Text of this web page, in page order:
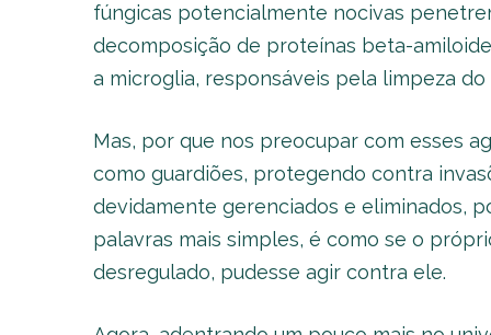
fúngicas potencialmente nocivas
decomposição de proteínas beta-
a microglia, responsáveis pela limpeza
Mas, por que nos preocupar com esses
como guardiões, protegendo contra
devidamente gerenciados e eliminados,
palavras mais simples, é como se o
desregulado, pudesse agir contra ele.